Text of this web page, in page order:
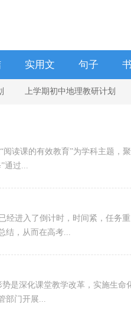
实用文 句子
上学期初中地理教研计划
读课的有效教育”为学科主题，
通过...
经进入了倒计时，时间紧，任务
结，从而在高考...
是深化课堂教学改革，实施生命
部门开展...